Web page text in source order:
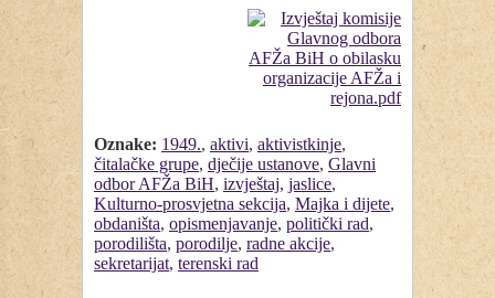
Oznake: 1949., aktivi, aktivistkinje,
čitalačke grupe, dječije ustanove, Glavni
odbor AFŽa BiH, izvještaj, jaslice,
Kulturno-prosvjetna sekcija, Majka i dijete,
obdaništa, opismenjavanje, politički rad,
porodilišta, porodilje, radne akcije,
sekretarijat, terenski rad